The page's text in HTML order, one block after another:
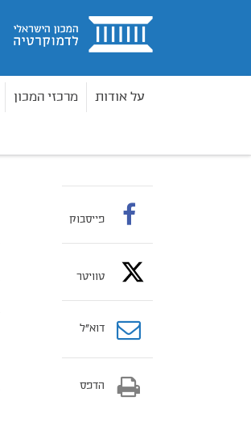
בית
על אודות מרכזי המכון
פייסבוק
טוויטר
דוא”ל
הדפס